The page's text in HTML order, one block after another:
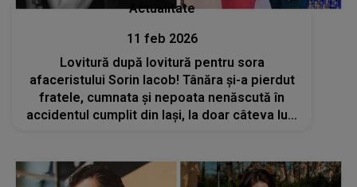
Actualitate
11 feb 2026
Lovitură după lovitură pentru sora
afaceristului Sorin Iacob! Tânăra și-a pierdut
fratele, cumnata și nepoata nenăscută în
accidentul cumplit din Iași, la doar câteva luni